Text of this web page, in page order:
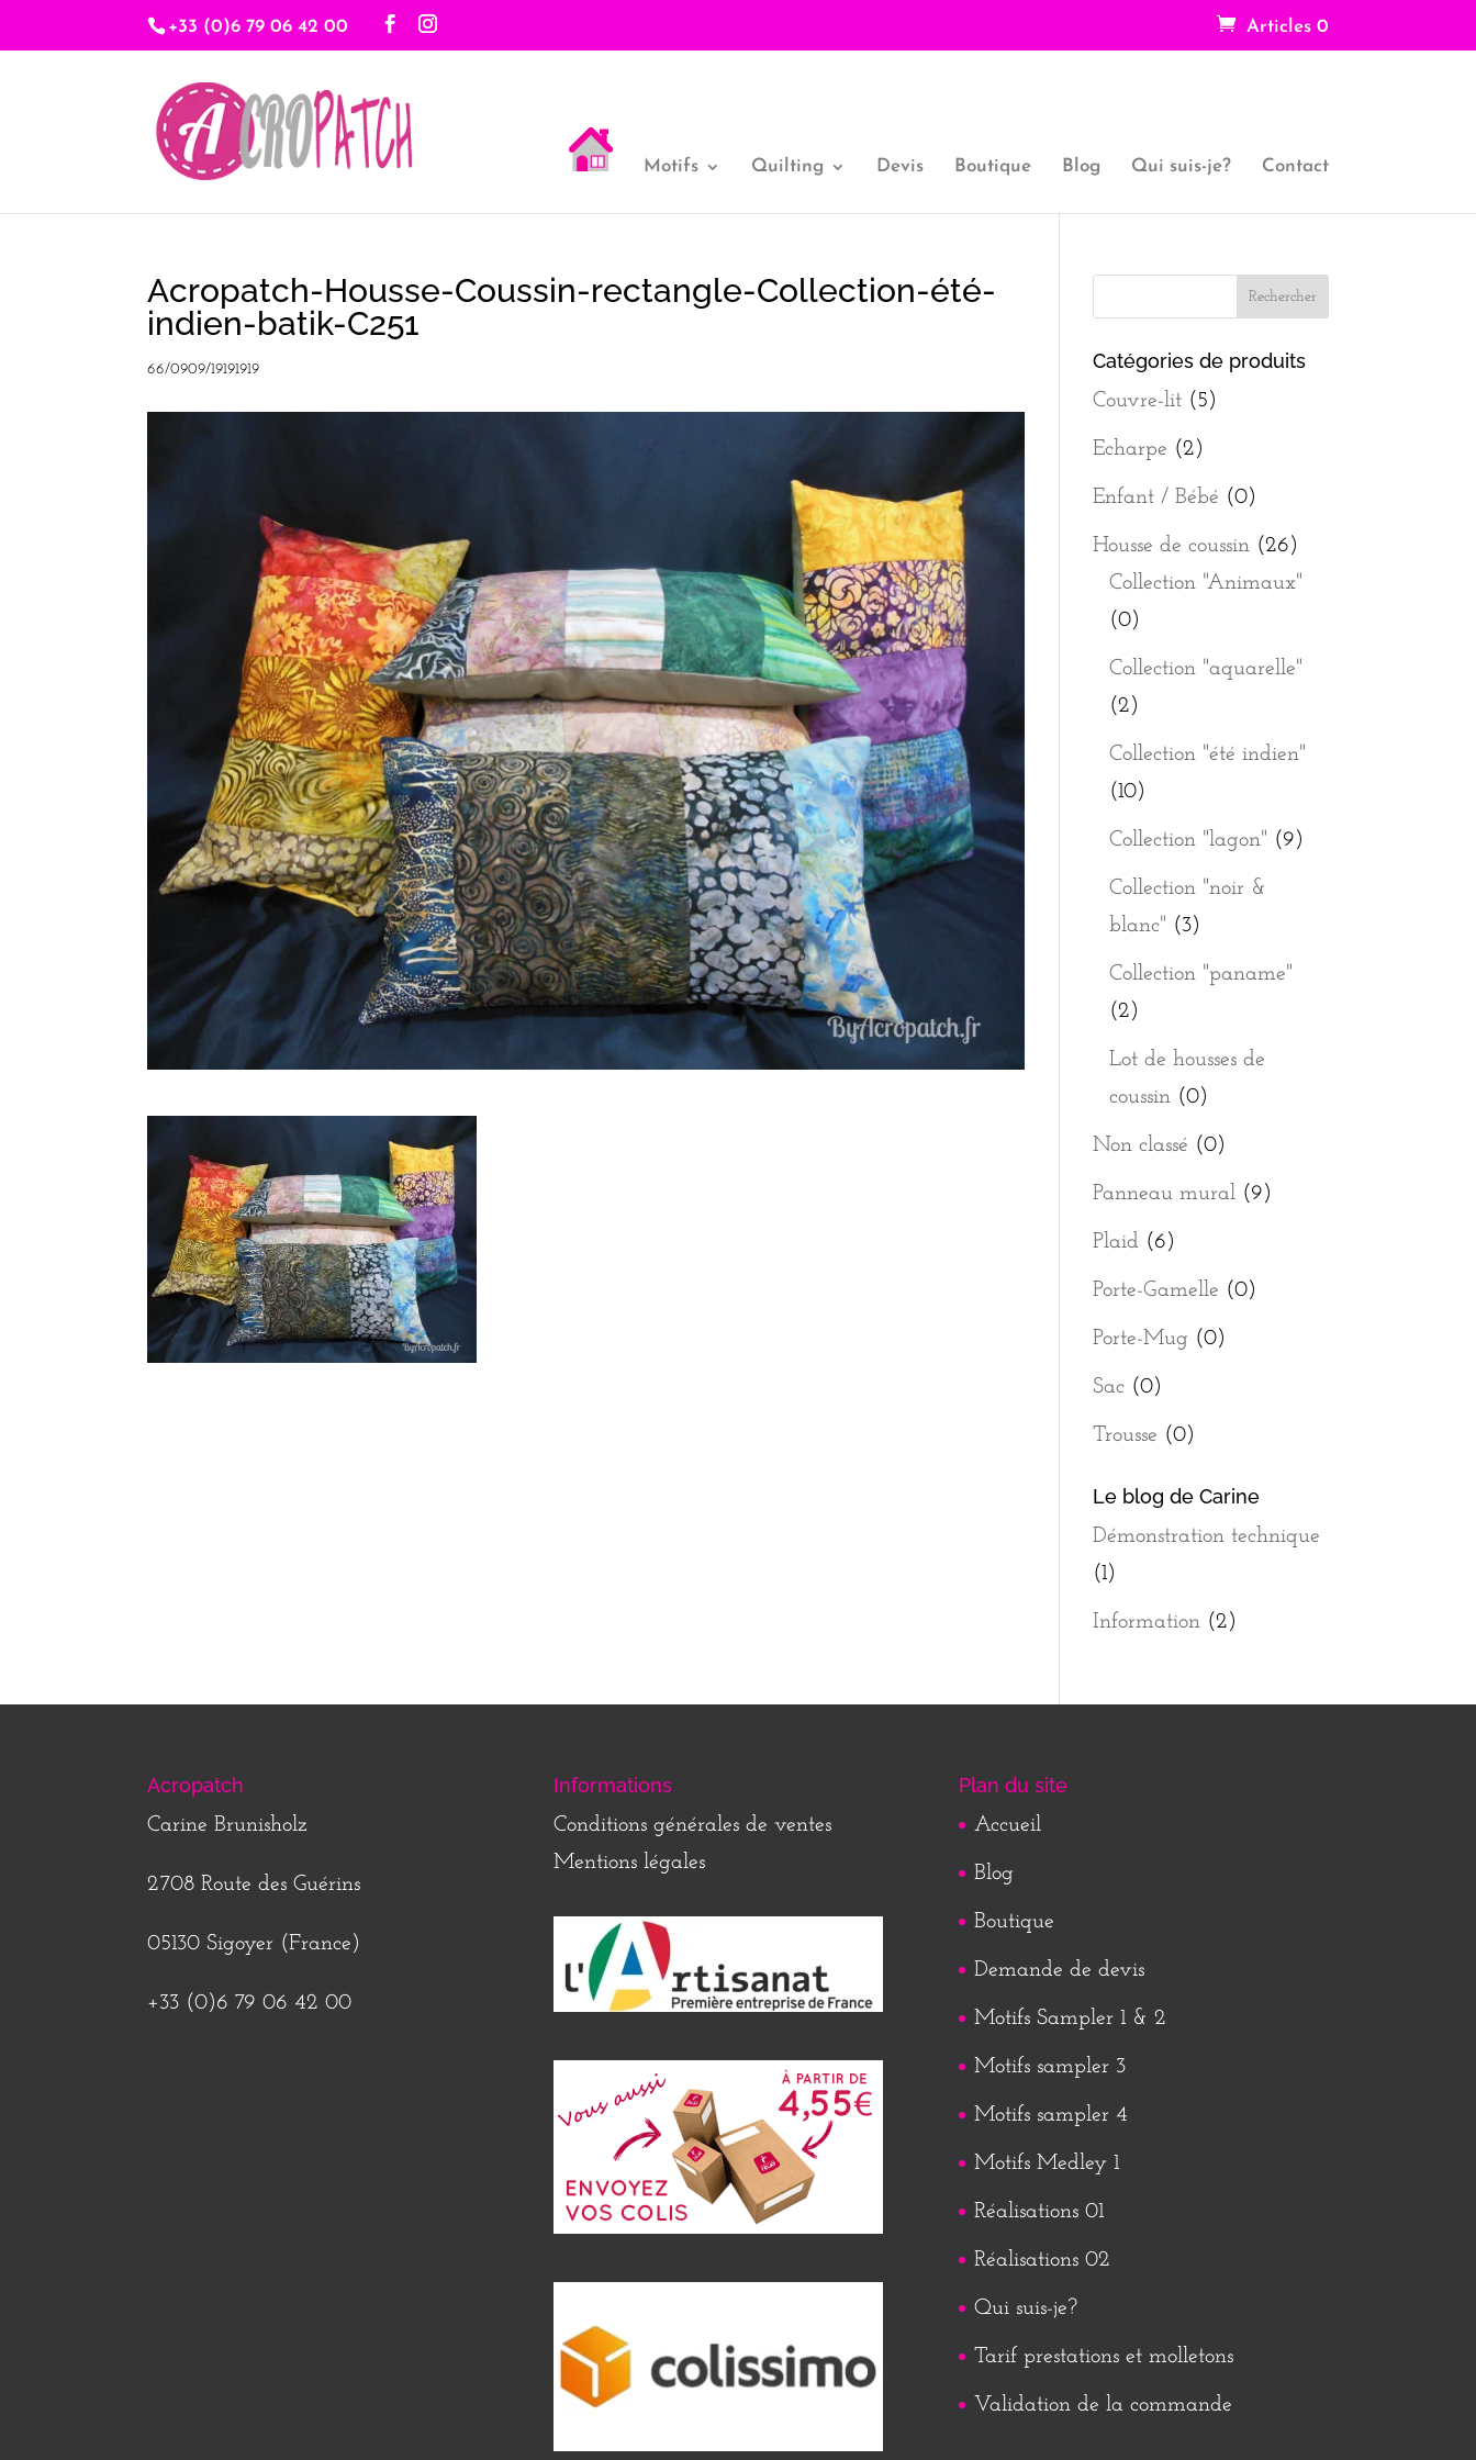
+33 (0)6 79 06 42 00 Articles 0
Motifs Quilting Devis Boutique Blog Qui suis-je? Contact
Acropatch-Housse-Coussin-rectangle-Collection-été-
indien-batik-C251
66/0909/19191919 Catégories de produits
Couvre-lit (5)
Echarpe (2)
Enfant / Bébé (0)
Housse de coussin (26)
Collection "Animaux"
(0)
Collection "aquarelle"
(2)
Collection "été indien"
(10)
Collection "lagon" (9)
Collection "noir &
blanc" (3)
Collection "paname"
(2)
Lot de housses de
coussin (0)
Non classé (0)
Panneau mural (9)
Plaid (6)
Porte-Gamelle (0)
Porte-Mug (0)
Sac (0)
Trousse (0)
Le blog de Carine
Démonstration technique
(1)
Information(2)
Acropatch
Carine Brunisholz
2708 Route des Guérins
05130 Sigoyer (France)
+33 (0)6 79 06 42 00
Informations
Conditions générales de ventes
Mentions légales
Plan du site
Accueil
Blog
Boutique
Demande de devis
Motifs Sampler 1 & 2
Motifs sampler 3
Motifs sampler 4
Motifs Medley 1
Réalisations 01
Réalisations 02
Qui suis-je?
Tarif prestations et molletons
Validation de la commande